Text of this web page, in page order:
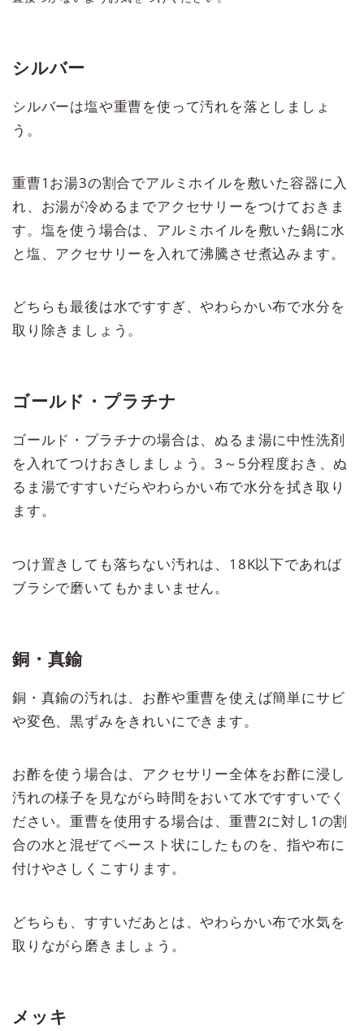
シルバー
シルバーは塩や重曹を使って汚れを落としましょ
う。
重曹1お湯3の割合でアルミホイルを敷いた容器に入
れ、お湯が冷めるまでアクセサリーをつけておきま
す。塩を使う場合は、アルミホイルを敷いた鍋に水
と塩、アクセサリーを入れて沸騰させ煮込みます。
どちらも最後は水ですすぎ、やわらかい布で水分を
取り除きましょう。
ゴールド・プラチナ
ゴールド・プラチナの場合は、ぬるま湯に中性洗剤
を入れてつけおきしましょう。3～5分程度おき、ぬ
るま湯ですすいだらやわらかい布で水分を拭き取り
ます。
つけ置きしても落ちない汚れは、18K以下であれば
ブラシで磨いてもかまいません。
銅・真鍮
銅・真鍮の汚れは、お酢や重曹を使えば簡単にサビ
や変色、黒ずみをきれいにできます。
お酢を使う場合は、アクセサリー全体をお酢に浸し
汚れの様子を見ながら時間をおいて水ですすいでく
ださい。重曹を使用する場合は、重曹2に対し1の割
合の水と混ぜてペースト状にしたものを、指や布に
付けやさしくこすります。
どちらも、すすいだあとは、やわらかい布で水気を
取りながら磨きましょう。
メッキ